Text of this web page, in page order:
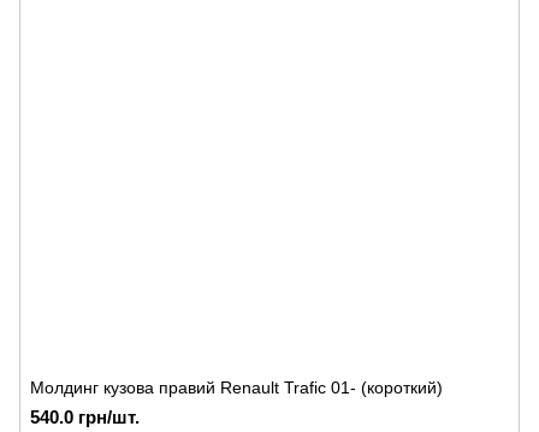
Молдинг кузова правий Renault Trafic 01- (короткий)
540.0 грн/шт.